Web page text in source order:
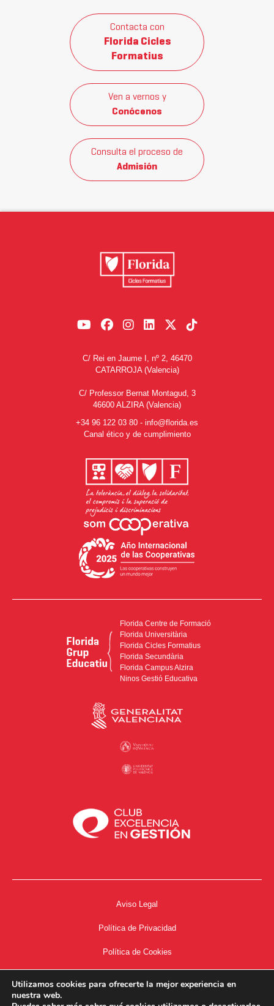
Contacta con
Florida Cicles
Formatius
Ven a vernos y
Conócenos
Consulta el proceso de
Admisión
C/ Rei en Jaume I, nº 2, 46470
CATARROJA (Valencia)
C/ Professor Bernat Montagud, 3
46600 ALZIRA (Valencia)
+34 96 122 03 80 - info@florida.es
Canal ético y de cumplimiento
Florida Centre de Formació
Florida Universitària
Florida Cicles Formatius
Florida Secundària
Florida Campus Alzira
Ninos Gestió Educativa
Aviso Legal
Política de Privacidad
Política de Cookies
Utilizamos cookies para ofrecerte la mejor experiencia en
nuestra web.